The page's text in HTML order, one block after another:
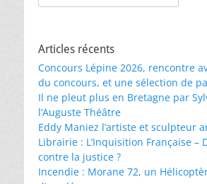
Articles récents
Concours Lépine 2026, rencontre
du concours, et une sélection de
Il ne pleut plus en Bretagne par
l’Auguste Théâtre
Eddy Maniez l’artiste et sculpteur
Librairie : L’Inquisition Française –
contre la justice ?
Incendie : Morane 72, un